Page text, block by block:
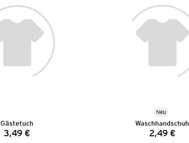
Gästetuch
Preis:
3,49 €
Neu
Waschhandschuh
Preis:
2,49 €